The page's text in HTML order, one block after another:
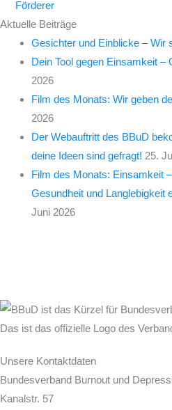
Förderer
Aktuelle Beiträge
Gesichter und Einblicke – Wir
Dein Tool gegen Einsamkeit –
2026
Film des Monats: Wir geben
2026
Der Webauftritt des BBuD
deine Ideen sind gefragt! 25.
Film des Monats: Einsamkeit
Gesundheit und Langlebigkeit
Juni 2026
Unsere Kontaktdaten
Bundesverband Burnout und
Kanalstr. 57